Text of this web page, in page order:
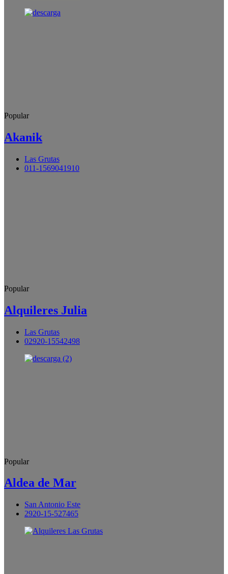
Popular
Akanik
Las Grutas
011-1569041910
Popular
Alquileres Julia
Las Grutas
02920-15542498
Popular
Aldea de Mar
San Antonio Este
2920-15-527465